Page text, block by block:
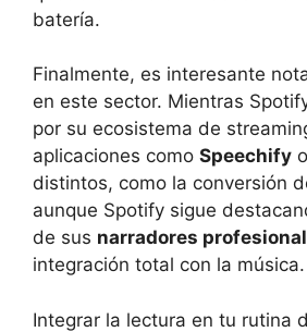
batería.
Finalmente, es interesante
en este sector. Mientras
por su ecosistema de
aplicaciones como Speechify
distintos, como la conversión
aunque Spotify sigue
de sus narradores
integración total con la música.
Integrar la lectura en tu rutina